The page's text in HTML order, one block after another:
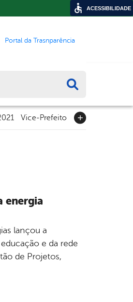
Portal da Trasnparência
Vice-Prefeito
energia
lançou a
e da rede
de Projetos,
ACESSIBILIDADE